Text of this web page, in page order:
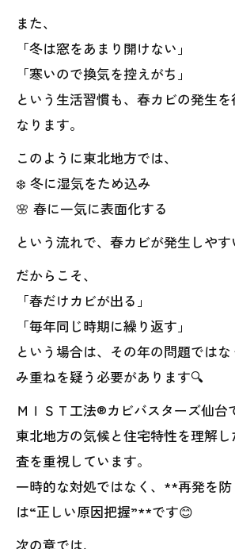
また、
「冬は窓をあまり開けない」
「寒いので換気を控えがち」
という生活習慣も、春カビの発生
なります。
このように東北地方では、
❄️ 冬に湿気をため込み
🌸 春に一気に表面化する
という流れで、春カビが発生しやす
だからこそ、
「春だけカビが出る」
「毎年同じ時期に繰り返す」
という場合は、その年の問題では
み重ねを疑う必要があります🔍
ＭＩＳＴ工法®カビバスターズ仙台
東北地方の気候と住宅特性を理解
査を重視しています。
一時的な対処ではなく、**再発を防
は“正しい原因把握”**です😊
次の章では、